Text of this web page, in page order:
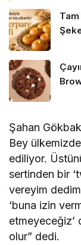
Şahan
Bey
ediliyor.
sertinden bir
vereyim
‘buna izin
etmeyeceğiz’
olur” dedi.